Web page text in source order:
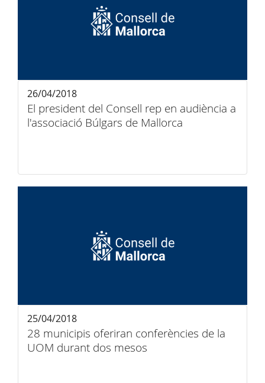
El president del Consell rep en audiència a
l'associació Búlgars de Mallorca
26/04/2018
28 municipis oferiran conferències de la
UOM durant dos mesos
25/04/2018